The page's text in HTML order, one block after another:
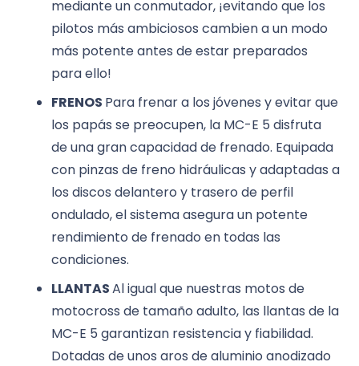
mediante un conmutador, ¡evitando que los
pilotos más ambiciosos cambien a un modo
más potente antes de estar preparados
para ello!
FRENOS Para frenar a los jóvenes y evitar que
los papás se preocupen, la MC-E 5 disfruta
de una gran capacidad de frenado. Equipada
con pinzas de freno hidráulicas y adaptadas a
los discos delantero y trasero de perfil
ondulado, el sistema asegura un potente
rendimiento de frenado en todas las
condiciones.
LLANTASAl igual que nuestras motos de
motocross de tamaño adulto, las llantas de la
MC-E 5 garantizan resistencia y fiabilidad.
Dotadas de unos aros de aluminio anodizado